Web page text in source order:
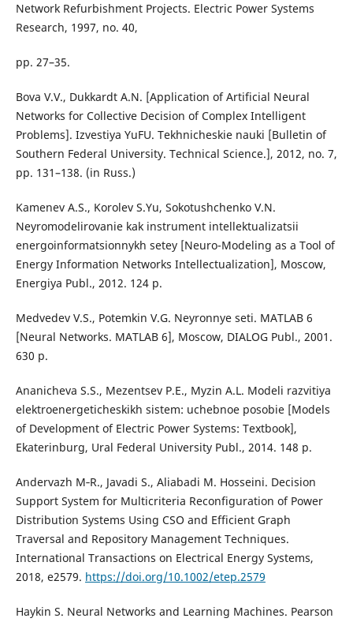
Network Refurbishment Projects. Electric Power Systems
Research, 1997, no. 40,
pp. 27–35.
Bova V.V., Dukkardt A.N. [Application of Artificial Neural
Networks for Collective Decision of Complex Intelligent
Problems]. Izvestiya YuFU. Tekhnicheskie nauki [Bulletin of
Southern Federal University. Technical Science.], 2012, no. 7,
pp. 131–138. (in Russ.)
Kamenev A.S., Korolev S.Yu, Sokotushchenko V.N.
Neyromodelirovanie kak instrument intellektualizatsii
energoinformatsionnykh setey [Neuro-Modeling as a Tool of
Energy Information Networks Intellectualization], Moscow,
Energiya Publ., 2012. 124 p.
Medvedev V.S., Potemkin V.G. Neyronnye seti. MATLAB 6
[Neural Networks. MATLAB 6], Moscow, DIALOG Publ., 2001.
630 p.
Ananicheva S.S., Mezentsev P.E., Myzin A.L. Modeli razvitiya
elektroenergeticheskikh sistem: uchebnoe posobie [Models
of Development of Electric Power Systems: Textbook],
Ekaterinburg, Ural Federal University Publ., 2014. 148 p.
Andervazh M‐R., Javadi S., Aliabadi M. Hosseini. Decision
Support System for Multicriteria Reconfiguration of Power
Distribution Systems Using CSO and Efficient Graph
Traversal and Repository Management Techniques.
International Transactions on Electrical Energy Systems,
2018, e2579. https://doi.org/10.1002/etep.2579
Haykin S. Neural Networks and Learning Machines. Pearson